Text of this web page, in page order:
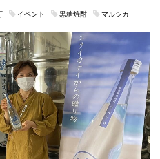
イベント 黒糖焼酎 マルシカ